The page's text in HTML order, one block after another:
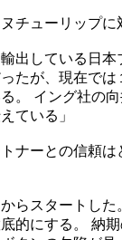
チューリップに
出している日本
たが、現在で
。 イング社の
ている」
ナーとの信頼
からスタートし
的にする。 納